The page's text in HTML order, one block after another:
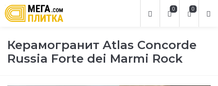
0
0
Керамогранит Atlas Concorde
Russia Forte dei Marmi Rock